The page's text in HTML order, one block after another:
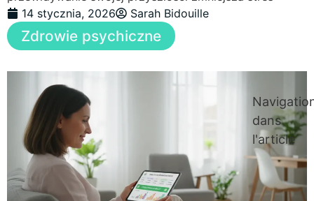
14 stycznia, 2026
Sarah Bidouille
Zdrowie psychiczne
dans
l'article